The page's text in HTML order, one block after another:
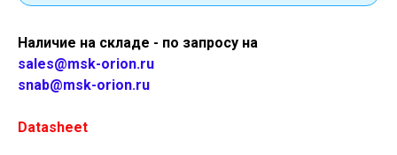
Наличие на складе - по запросу на
sales@msk-orion.ru
snab@msk-orion.ru
Datasheet